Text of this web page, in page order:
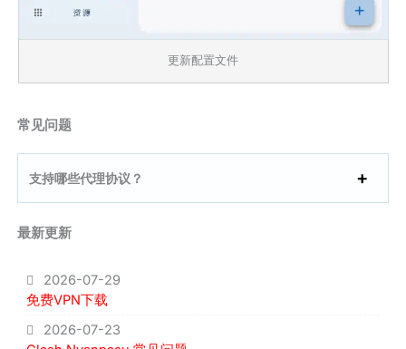
更新配置文件
常见问题
支持哪些代理协议？
最新更新
2026-07-29
免费VPN下载
2026-07-23